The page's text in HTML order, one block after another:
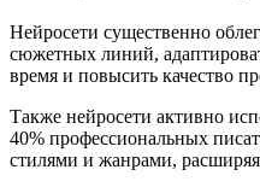
Нейросети существенно
сюжетных линий,
время и повысить качество
Также нейросети активно
40% профессиональных
стилями и жанрами,